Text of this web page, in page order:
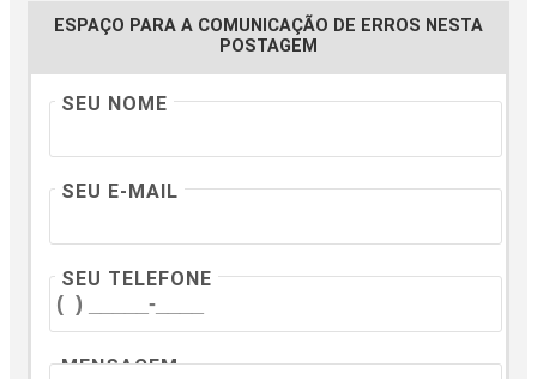
ESPAÇO PARA A COMUNICAÇÃO DE ERROS NESTA
POSTAGEM
SEU NOME
SEU E-MAIL
SEU TELEFONE
MENSAGEM